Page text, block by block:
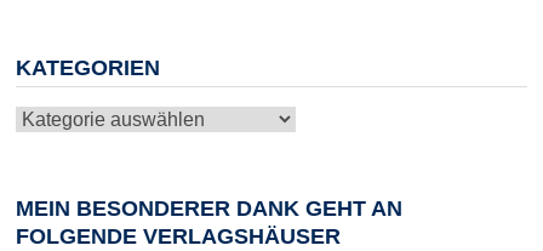
KATEGORIEN
Kategorien
MEIN BESONDERER DANK GEHT AN
FOLGENDE VERLAGSHÄUSER